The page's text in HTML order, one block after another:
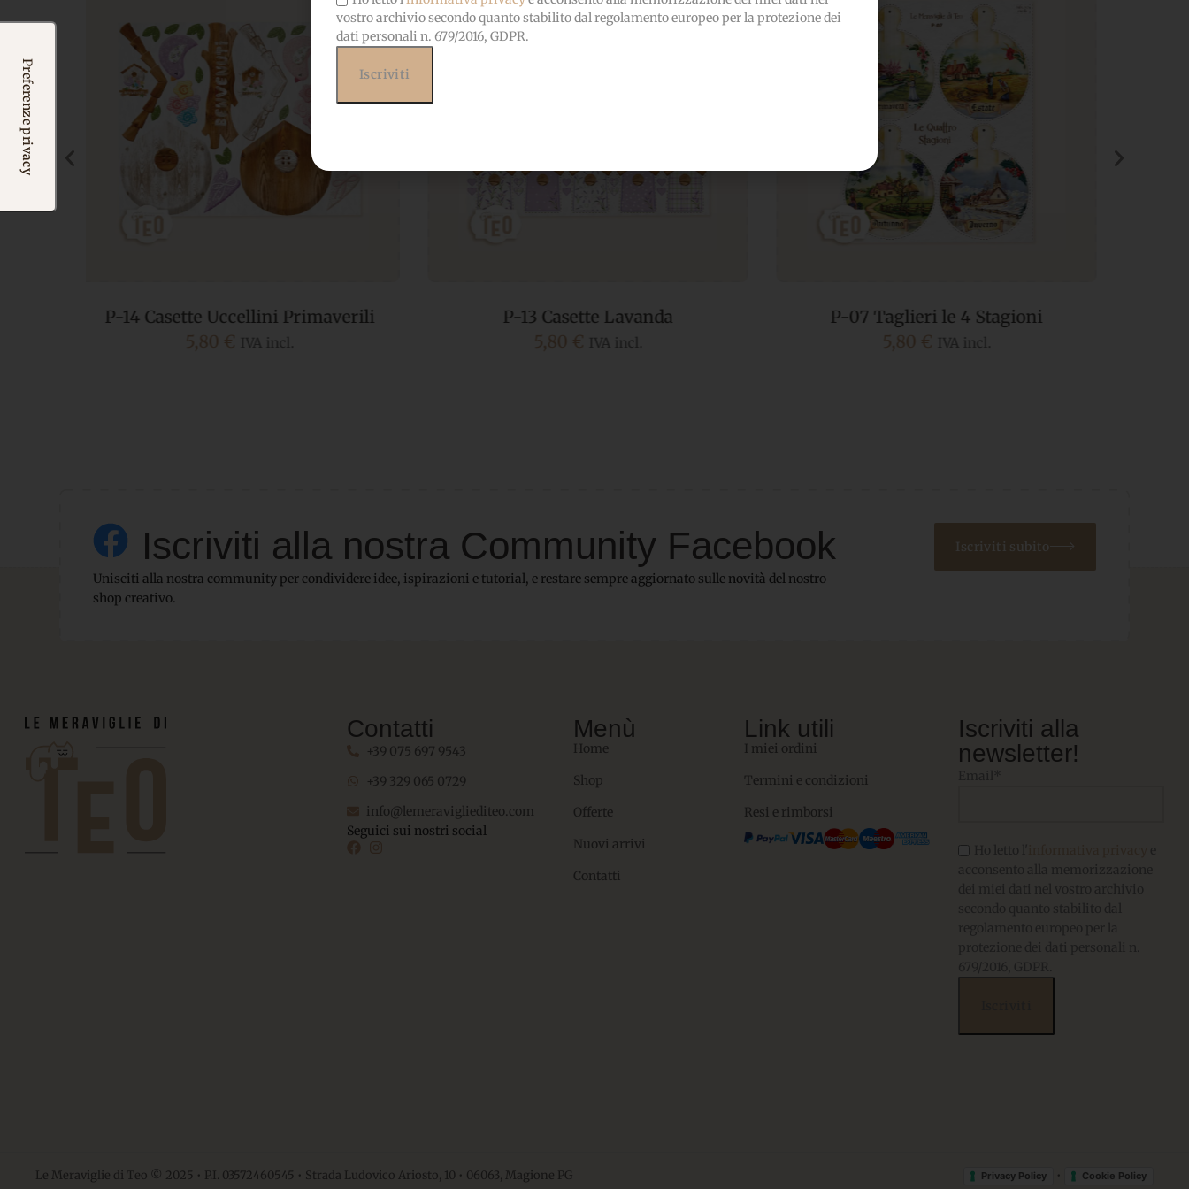
P-13 Casette Lavanda
5,80€ IVA incl.
P-07 Taglieri le 4 Stagioni
5,80€ IVA incl.
P-14 Casette Uccellini Primaverili
5,80€ IVA incl.
Iscriviti alla nostra Community Facebook
Unisciti alla nostra community per condividere idee, ispirazioni e tutorial, e restare sempre aggiornato sulle novità del nostro
shop creativo.
Iscriviti subito
Contatti
+39 075 697 9543
+39 329 065 0729
info@lemeravigliediteo.com
Seguici sui nostri social
Menù
Home
Shop
Offerte
Nuovi arrivi
Contatti
Link utili
I miei ordini
Termini e condizioni
Resi e rimborsi
Iscriviti alla
newsletter!
Le Meraviglie di Teo © 2025 • P.I. 03572460545 • Strada Ludovico Ariosto, 10 • 06063, Magione PG Privacy Policy • Cookie Policy
vostro archivio secondo quanto stabilito dal regolamento europeo per la protezione dei
dati personali n. 679/2016, GDPR.